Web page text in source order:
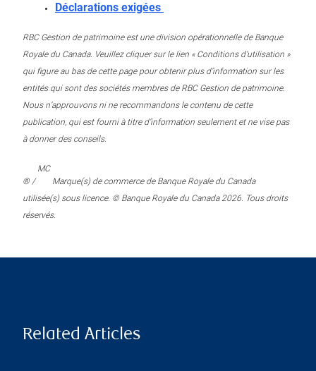
Déclarations exigées
RBC Gestion de patrimoine est une division opérationnelle de Banque
Royale du Canada. Veuillez cliquer sur le lien « Conditions d’utilisation »
qui figure au bas de cette page pour obtenir plus d’information sur les
entités qui sont des sociétés membres de RBC Gestion de patrimoine.
Nous n’approuvons ni ne recommandons le contenu de cette
publication, qui est fourni à titre d’information seulement et ne vise pas
à donner des conseils.
® /
MC
Marque(s) de commerce de Banque Royale du Canada
utilisée(s) sous licence. © Banque Royale du Canada 2026. Tous droits
réservés.
Related Articles